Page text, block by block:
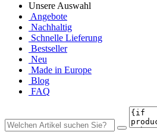
Unsere Auswahl
Angebote
Nachhaltig
Schnelle Lieferung
Bestseller
Neu
Made in Europe
Blog
FAQ